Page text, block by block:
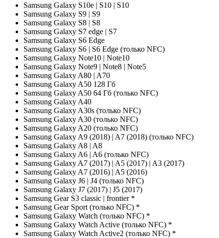
Samsung Galaxy S10e | S10 | S10
Samsung Galaxy S9 | S9
Samsung Galaxy S8 | S8
Samsung Galaxy S7 edge | S7
Samsung Galaxy S6 Edge
Samsung Galaxy S6 | S6 Edge (только NFC)
Samsung Galaxy Note10 | Note10
Samsung Galaxy Note9 | Note8 | Note5
Samsung Galaxy A80 | A70
Samsung Galaxy A50 128 Гб
Samsung Galaxy A50 64 Гб (только NFC)
Samsung Galaxy A40
Samsung Galaxy A30s (только NFC)
Samsung Galaxy A30 (только NFC)
Samsung Galaxy A20 (только NFC)
Samsung Galaxy A9 (2018) | A7 (2018) (только NFC)
Samsung Galaxy A8 | A8
Samsung Galaxy A6 | A6 (только NFC)
Samsung Galaxy A7 (2017) | A5 (2017) | A3 (2017)
Samsung Galaxy A7 (2016) | A5 (2016)
Samsung Galaxy J6 | J4 (только NFC)
Samsung Galaxy J7 (2017) | J5 (2017)
Samsung Gear S3 classic | frontier *
Samsung Gear Sport (только NFC) *
Samsung Galaxy Watch (только NFC) *
Samsung Galaxy Watch Active (только NFC) *
Samsung Galaxy Watch Active2 (только NFC) *